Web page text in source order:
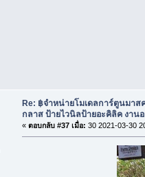
Re: ฿จำหน่ายโมเดลการ์ตูนมาส
กลาส ป้ายไวนิลป้ายอะคิลิค งาน
« ตอบกลับ #37 เมื่อ: 30 2021-03-30